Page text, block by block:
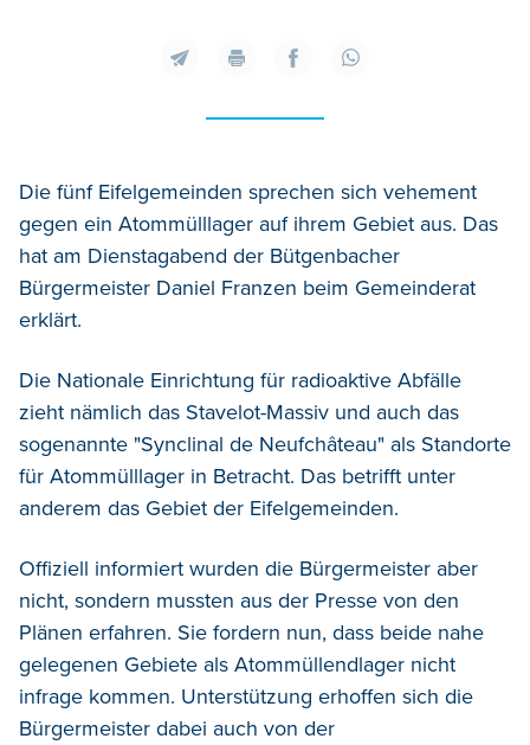
Die fünf Eifelgemeinden sprechen sich vehement
gegen ein Atommülllager auf ihrem Gebiet aus. Das
hat am Dienstagabend der Bütgenbacher
Bürgermeister Daniel Franzen beim Gemeinderat
erklärt.
Die Nationale Einrichtung für radioaktive Abfälle
zieht nämlich das Stavelot-Massiv und auch das
sogenannte "Synclinal de Neufchâteau" als Standorte
für Atommülllager in Betracht. Das betrifft unter
anderem das Gebiet der Eifelgemeinden.
Offiziell informiert wurden die Bürgermeister aber
nicht, sondern mussten aus der Presse von den
Plänen erfahren. Sie fordern nun, dass beide nahe
gelegenen Gebiete als Atommüllendlager nicht
infrage kommen. Unterstützung erhoffen sich die
Bürgermeister dabei auch von der